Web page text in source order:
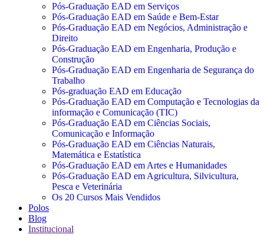
Pós-Graduação EAD em Serviços
Pós-Graduação EAD em Saúde e Bem-Estar
Pós-Graduação EAD em Negócios, Administração e
Direito
Pós-Graduação EAD em Engenharia, Produção e
Construção
Pós-Graduação EAD em Engenharia de Segurança do
Trabalho
Pós-graduação EAD em Educação
Pós-Graduação EAD em Computação e Tecnologias da
informação e Comunicação (TIC)
Pós-Graduação EAD em Ciências Sociais,
Comunicação e Informação
Pós-Graduação EAD em Ciências Naturais,
Matemática e Estatística
Pós-Graduação EAD em Artes e Humanidades
Pós-Graduação EAD em Agricultura, Silvicultura,
Pesca e Veterinária
Os 20 Cursos Mais Vendidos
Polos
Blog
Institucional